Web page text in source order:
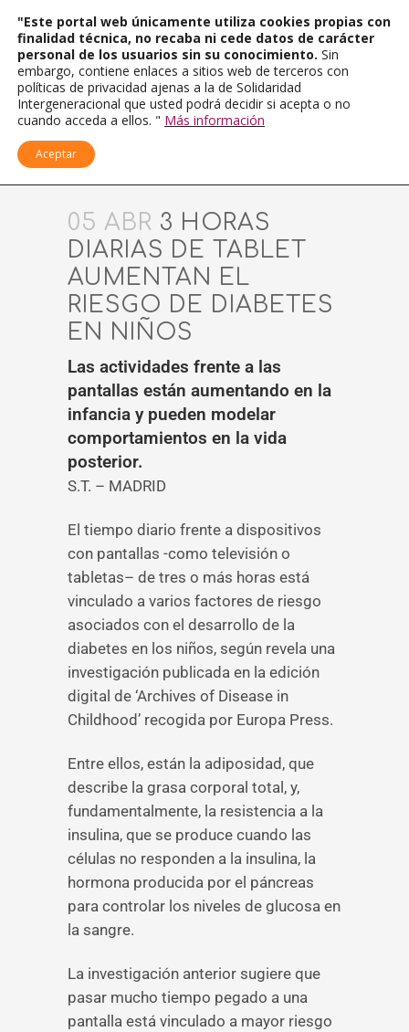
05 ABR 3 HORAS
DIARIAS DE TABLET
AUMENTAN EL
RIESGO DE DIABETES
EN NIÑOS
Las actividades frente a las
pantallas están aumentando en la
infancia y pueden modelar
comportamientos en la vida
posterior.
S.T. – MADRID
El tiempo diario frente a dispositivos
con pantallas -como televisión o
tabletas– de tres o más horas está
vinculado a varios factores de riesgo
asociados con el desarrollo de la
diabetes en los niños, según revela una
investigación publicada en la edición
digital de ‘Archives of Disease in
Childhood’ recogida por Europa Press.
Entre ellos, están la adiposidad, que
describe la grasa corporal total, y,
fundamentalmente, la resistencia a la
insulina, que se produce cuando las
células no responden a la insulina, la
hormona producida por el páncreas
para controlar los niveles de glucosa en
la sangre.
La investigación anterior sugiere que
pasar mucho tiempo pegado a una
pantalla está vinculado a mayor riesgo
"Este portal web únicamente utiliza cookies propias con
finalidad técnica, no recaba ni cede datos de carácter
personal de los usuarios sin su conocimiento. Sin
embargo, contiene enlaces a sitios web de terceros con
políticas de privacidad ajenas a la de Solidaridad
Intergeneracional que usted podrá decidir si acepta o no
cuando acceda a ellos. " Más información
Aceptar